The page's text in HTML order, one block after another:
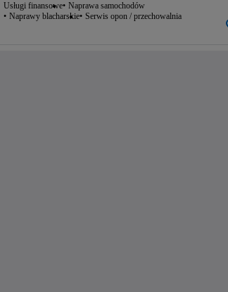
Usługi finansowe Naprawa samochodów
Naprawy blacharskie Serwis opon / przechowalnia